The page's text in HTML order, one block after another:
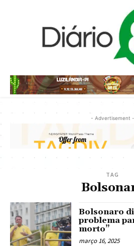
- Advertisement -
TAG
Bolsonaro
problema
morto”
março 16, 2025